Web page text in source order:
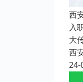
西
入
大
西
24-